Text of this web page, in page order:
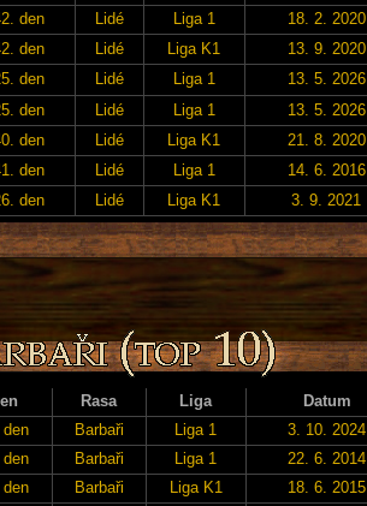
den Lidé Liga 1 18. 2. 2020
den Lidé Liga K1 13. 9. 2020
den Lidé Liga 1 13. 5. 2026
den Lidé Liga 1 13. 5. 2026
den Lidé Liga K1 21. 8. 2020
den Lidé Liga 1 14. 6. 2016
den Lidé Liga K1 3. 9. 2021
Rasa Liga Datum
Barbaři Liga 1 3. 10. 2024
Barbaři Liga 1 22. 6. 2014
Barbaři Liga K1 18. 6. 2015